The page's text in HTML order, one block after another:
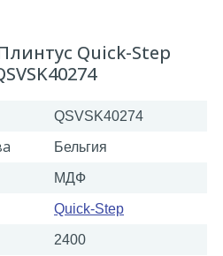
Quick-Step
QSVSK40274
Бельгия
МДФ
Quick-Step
2400